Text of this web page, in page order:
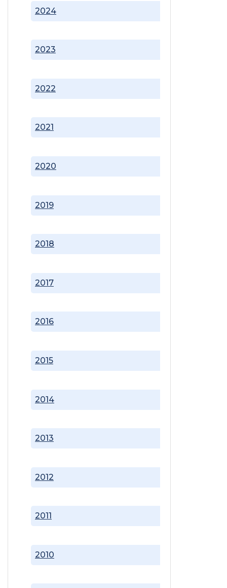
2010
2011
2012
2013
2014
2015
2016
2017
2018
2019
2020
2021
2022
2023
2024